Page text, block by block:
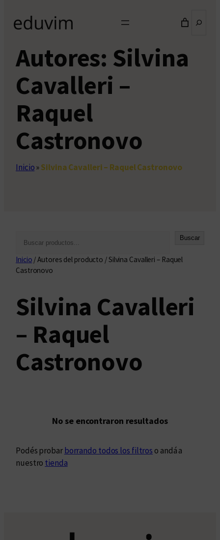
Autores: Silvina
Cavalleri –
Raquel
Castronovo
Inicio»Silvina Cavalleri – Raquel Castronovo
s
c
r
Buscar
Inicio / Autores del producto / Silvina Cavalleri – Raquel
Castronovo
Silvina Cavalleri
– Raquel
Castronovo
No se encontraron resultados
Podés probarborrando todos los filtros o andá a
nuestro tienda